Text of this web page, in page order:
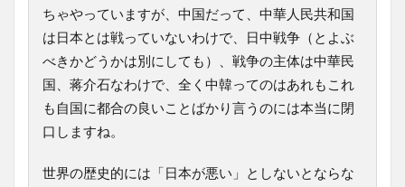
ちゃやっていますが、中国だって、中華人民共和国
は日本とは戦っていないわけで、日中戦争（とよぶ
べきかどうかは別にしても）、戦争の主体は中華民
国、蒋介石なわけで、全く中韓ってのはあれもこれ
も自国に都合の良いことばかり言うのには本当に閉
口しますね。
世界の歴史的には「日本が悪い」としないとならな